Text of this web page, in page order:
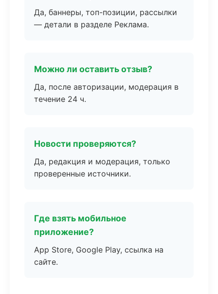
Да, баннеры, топ-позиции, рассылки
— детали в разделе Реклама.
Можно ли оставить отзыв?
Да, после авторизации, модерация в
течение 24 ч.
Новости проверяются?
Да, редакция и модерация, только
проверенные источники.
Где взять мобильное
приложение?
App Store, Google Play, ссылка на
сайте.